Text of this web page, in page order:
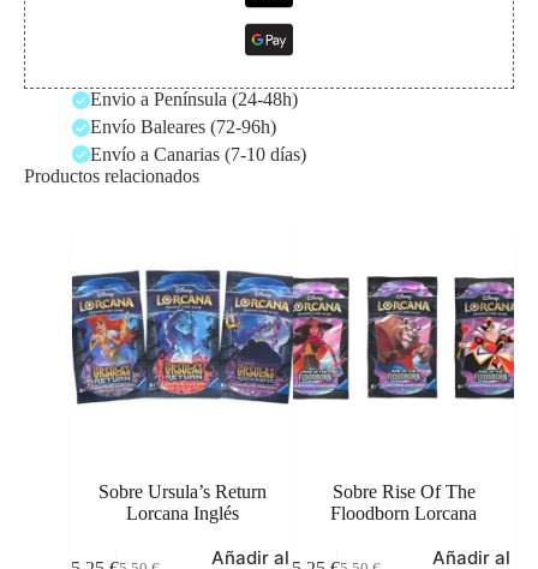
Envio a Península (24-48h)
Envío Baleares (72-96h)
Envío a Canarias (7-10 días)
Productos relacionados
Sobre Ursula’s Return
Lorcana Inglés
Añadir al
Sobre Rise Of The
Floodborn Lorcana
Añadir al